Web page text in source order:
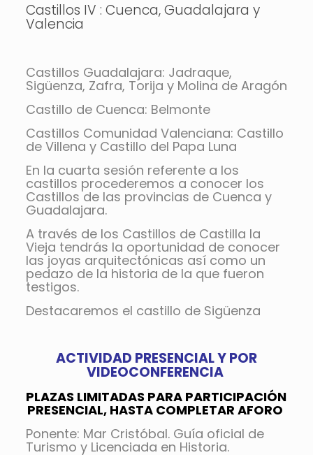
Castillos IV : Cuenca, Guadalajara y
Valencia
Castillos Guadalajara: Jadraque,
Sigüenza, Zafra, Torija y Molina de Aragón
Castillo de Cuenca: Belmonte
Castillos Comunidad Valenciana: Castillo
de Villena y Castillo del Papa Luna
En la cuarta sesión referente a los
castillos procederemos a conocer los
Castillos de las provincias de Cuenca y
Guadalajara.
A través de los Castillos de Castilla la
Vieja tendrás la oportunidad de conocer
las joyas arquitectónicas así como un
pedazo de la historia de la que fueron
testigos.
Destacaremos el castillo de Sigüenza
ACTIVIDAD PRESENCIAL Y POR
VIDEOCONFERENCIA
PLAZAS LIMITADAS PARA PARTICIPACIÓN
PRESENCIAL, HASTA COMPLETAR AFORO
Ponente: Mar Cristóbal. Guía oficial de
Turismo y Licenciada en Historia.